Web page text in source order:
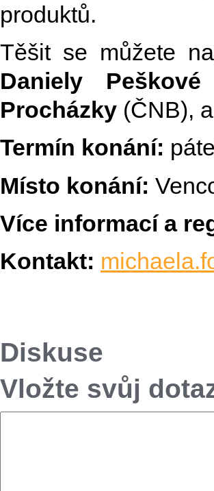
produktů.
Těšit se můžete
Daniely Peškové
Procházky (ČNB),
Termín konání:
Místo konání:
Více informací a
Kontakt:
Diskuse
Vložte svůj